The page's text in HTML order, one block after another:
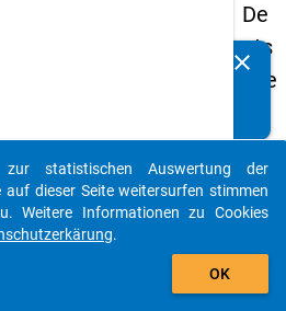
De
uts
che
d
Bil
du
clear
auto_stories
add_shopping_cart
zur statistischen Auswertung der
auf dieser Seite weitersurfen stimmen
Weitere Informationen zu Cookies
.
OK